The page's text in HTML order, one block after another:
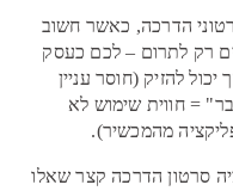
הדרכה, כאשר חשוב
רק לתרום – לכם כעסק
להזיק (חוסר עניין
= חווית שימוש לא
מהמכשיר).
סרטון הדרכה קצר שאלו